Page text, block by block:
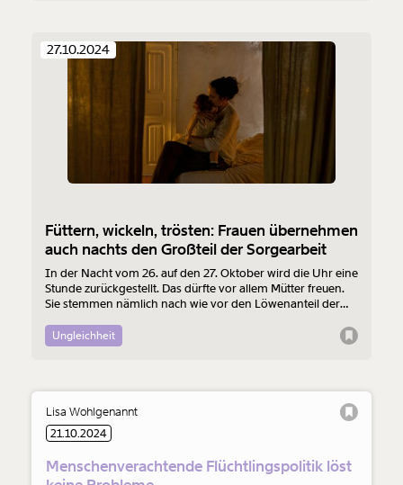
27.10.2024
Füttern, wickeln, trösten: Frauen übernehmen
auch nachts den Großteil der Sorgearbeit
In der Nacht vom 26. auf den 27. Oktober wird die Uhr eine
Stunde zurückgestellt. Das dürfte vor allem Mütter freuen.
Sie stemmen nämlich nach wie vor den Löwenanteil der
als auch währenddessen und direkt danach. Diese
ungerechte Verteilung ist eine Armutsfalle, die man
Ungleichheit
Lisa Wohlgenannt
21.10.2024
Menschenverachtende Flüchtlingspolitik löst